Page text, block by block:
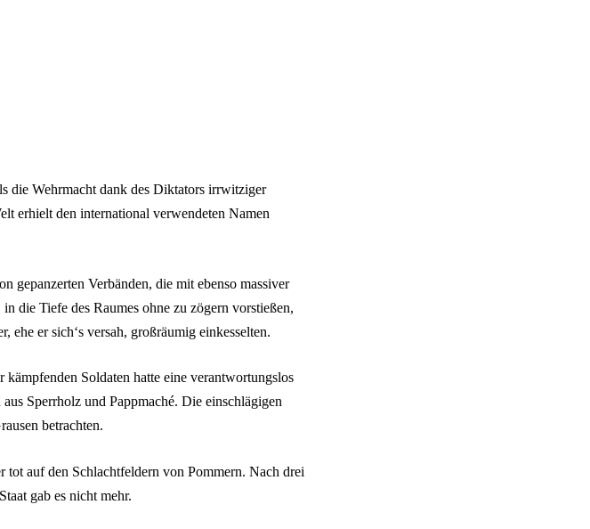
die Wehrmacht dank des Diktators irrwitziger
erhielt den international verwendeten Namen
gepanzerten Verbänden, die mit ebenso massiver
die Tiefe des Raumes ohne zu zögern vorstießen,
ehe er sich‘s versah, großräumig einkesselten.
Soldaten hatte eine verantwortungslos
Sperrholz und Pappmaché. Die einschlägigen
betrachten.
auf den Schlachtfeldern von Pommern. Nach drei
gab es nicht mehr.